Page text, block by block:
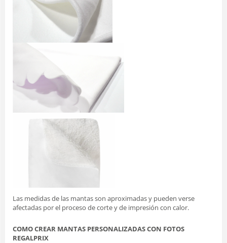
Las medidas de las mantas son aproximadas y pueden verse
afectadas por el proceso de corte y de impresión con calor.
COMO CREAR MANTAS PERSONALIZADAS CON FOTOS
REGALPRIX